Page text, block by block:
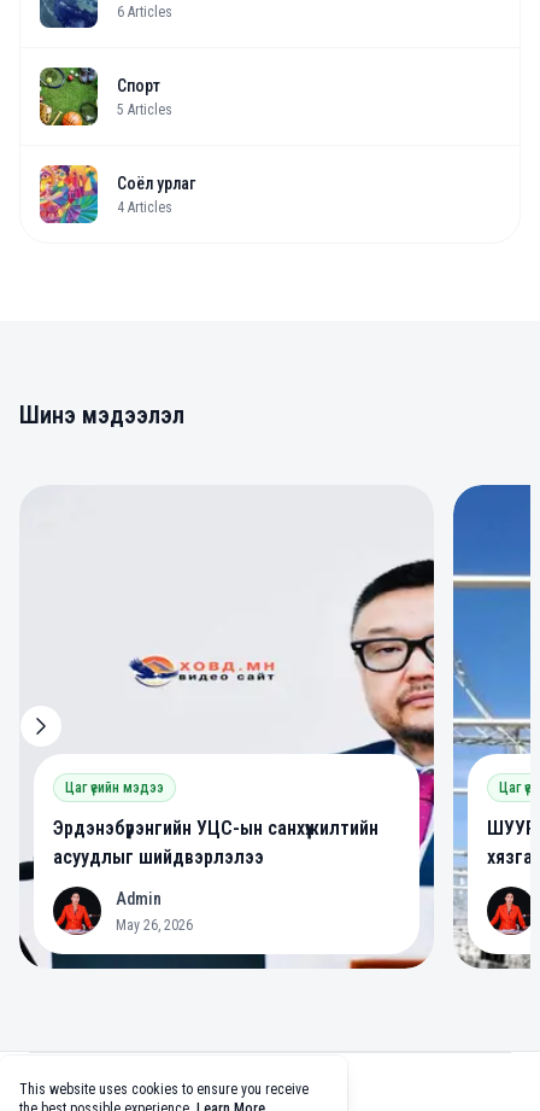
6 Articles
Спорт
5 Articles
Соёл урлаг
4 Articles
Шинэ мэдээлэл
Цаг үеийн мэдээ
Эрдэнэбүрэнгийн УЦС-ын санхүүжилтийн
асуудлыг шийдвэрлэлээ
A Admin
May 26, 2026
Цаг
A
facebook
twittergithubtiktok
This website uses cookies to ensure you receive